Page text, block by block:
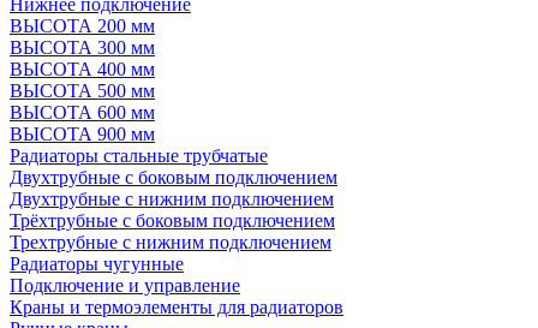
ВЫСОТА 200 мм
ВЫСОТА 300 мм
ВЫСОТА 400 мм
ВЫСОТА 500 мм
ВЫСОТА 600 мм
ВЫСОТА 900 мм
Радиаторы стальные трубчатые
Двухтрубные с боковым подключением
Двухтрубные с нижним подключением
Трёхтрубные с боковым подключением
Трехтрубные с нижним подключением
Радиаторы чугунные
Подключение и управление
Краны и термоэлементы для радиаторов